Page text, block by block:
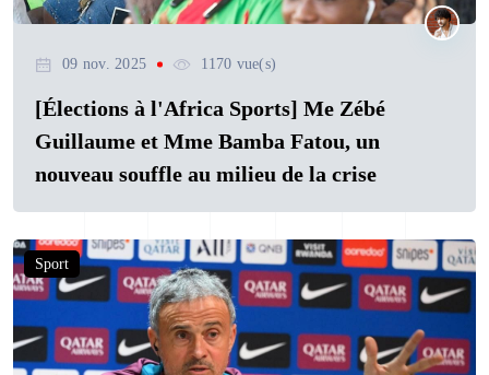
09 nov. 2025 1170 vue(s)
[Élections à l'Africa Sports] Me Zébé
Guillaume et Mme Bamba Fatou, un
nouveau souffle au milieu de la crise
Sport